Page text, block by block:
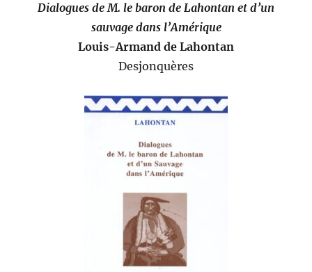
Dialogues de M. le baron de Lahontan et d’un
sauvage dans l’Amérique
Louis-Armand de Lahontan
Desjonquères